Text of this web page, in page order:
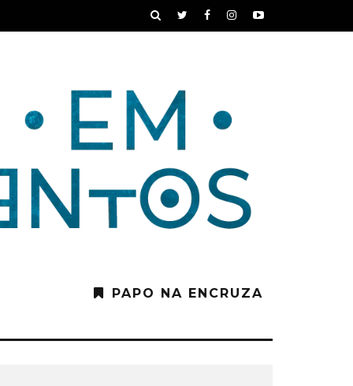
PAPO NA ENCRUZA